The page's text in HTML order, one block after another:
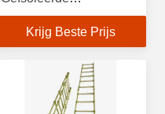
verlengladder
Krijg Beste Prijs